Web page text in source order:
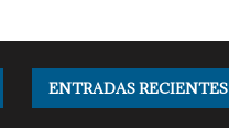
ENTRADAS RECIENTES